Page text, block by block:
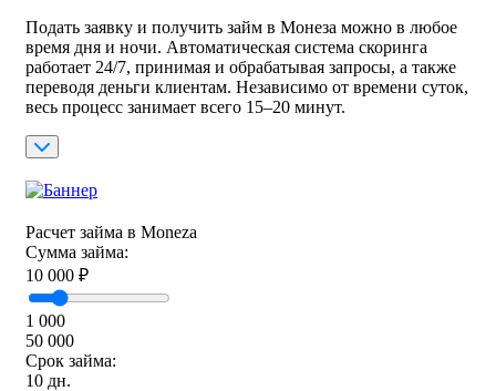
Подать заявку и получить займ в Монеза можно в любое
время дня и ночи. Автоматическая система скоринга
работает 24/7, принимая и обрабатывая запросы, а также
переводя деньги клиентам. Независимо от времени суток,
весь процесс занимает всего 15–20 минут.
Расчет займа в Moneza
Сумма займа:
10 000 ₽
1 000
50 000
Срок займа:
10 дн.